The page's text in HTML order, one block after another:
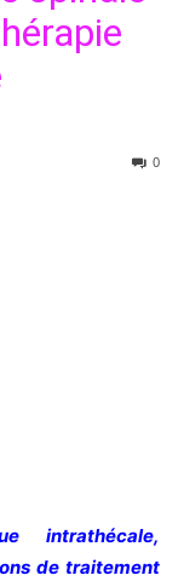
0
intrathécale,
de traitement